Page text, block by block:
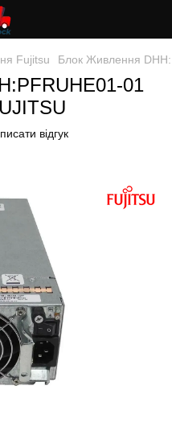
Fujitsu Блок Живлення
01
відгук